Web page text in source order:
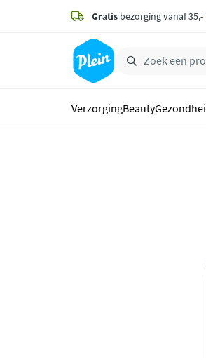
zoeken
hoofdinhoud
Gratis bezorging vanaf 35,-
VerzorgingBeauty